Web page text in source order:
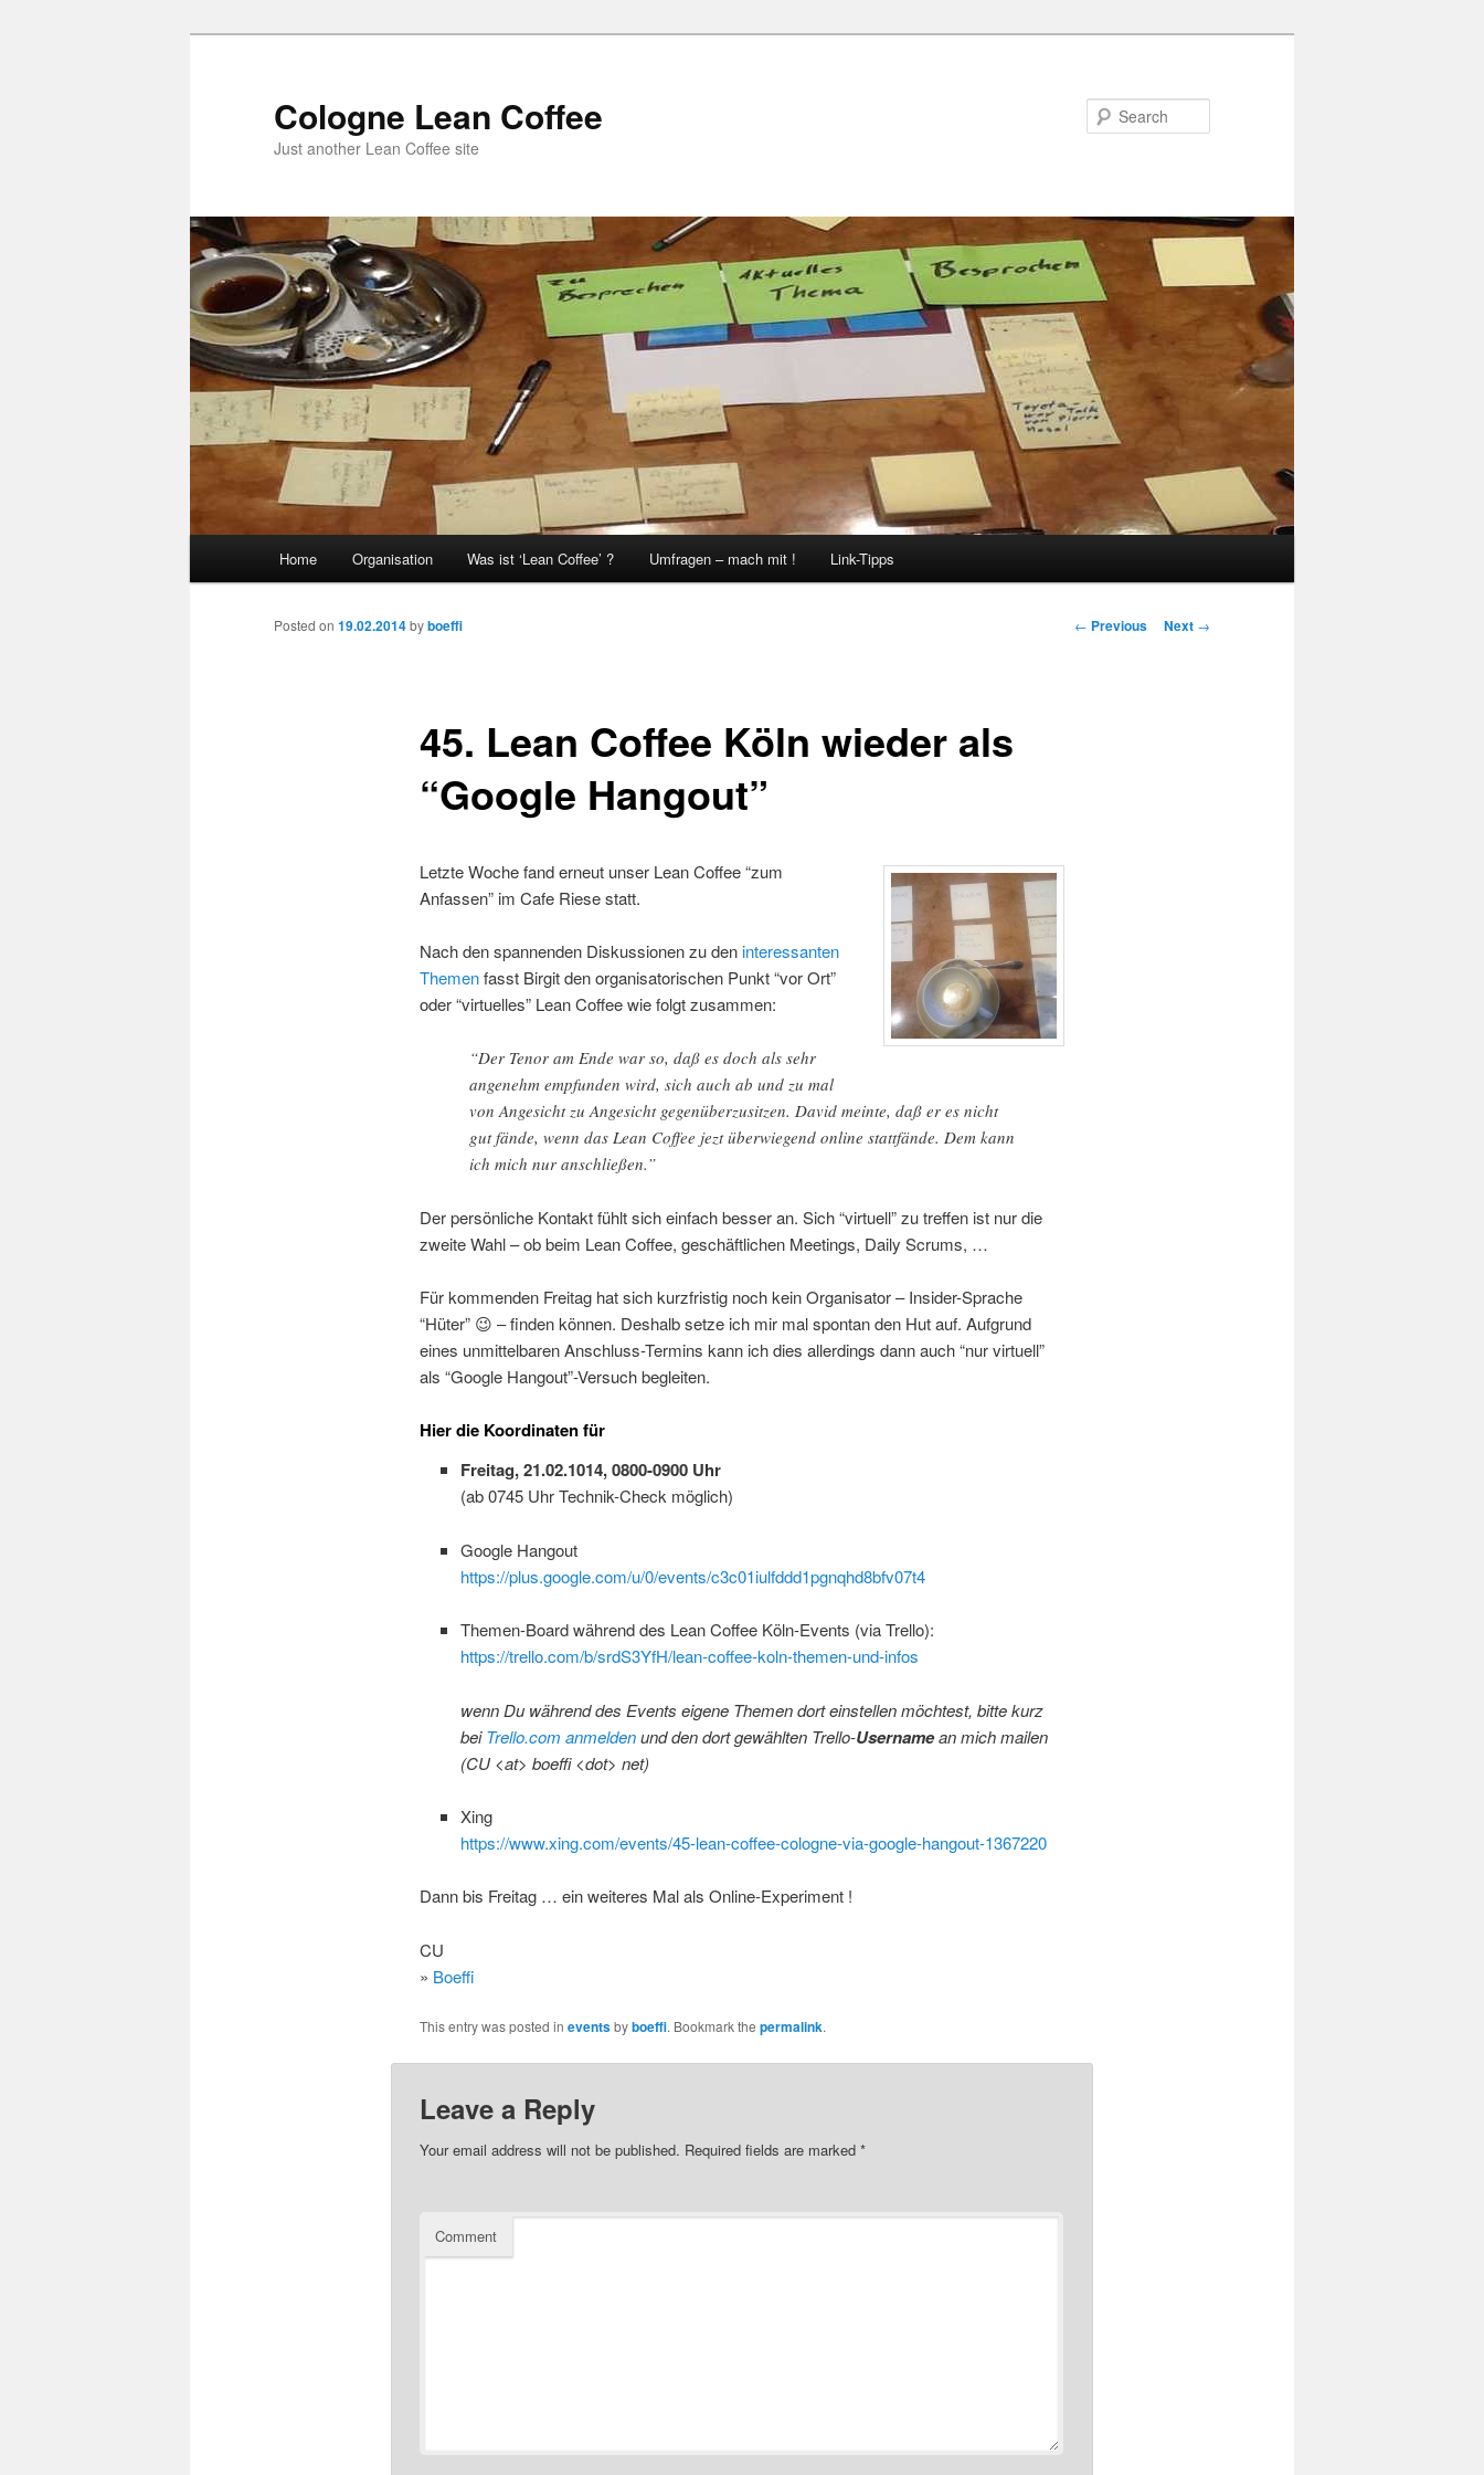
Cologne Lean Coffee
Just another Lean Coffee site
Skip
to
Home Organisation Was ist ‘Lean Coffee’ ? Umfragen – mach mit ! Link-Tipps
Post
← Previous Next →
45. Lean Coffee Köln wieder als
“Google Hangout”
Posted on 19.02.2014byboeffi
Letzte Woche fand erneut unser Lean Coffee “zum
Anfassen” im Cafe Riese statt.
Nach den spannenden Diskussionen zu deninteressanten
Themenfasst Birgit den organisatorischen Punkt “vor Ort”
oder “virtuelles” Lean Coffee wie folgt zusammen:
“Der Tenor am Ende war so, daß es doch als sehr
angenehm empfunden wird, sich auch ab und zu mal
von Angesicht zu Angesicht gegenüberzusitzen. David meinte, daß er es nicht
gut fände, wenn das Lean Coffee jezt überwiegend online stattfände. Dem kann
ich mich nur anschließen.”
Der persönliche Kontakt fühlt sich einfach besser an. Sich “virtuell” zu treffen ist nur die
zweite Wahl – ob beim Lean Coffee, geschäftlichen Meetings, Daily Scrums, …
Für kommenden Freitag hat sich kurzfristig noch kein Organisator – Insider-Sprache
“Hüter” 😉 – finden können. Deshalb setze ich mir mal spontan den Hut auf. Aufgrund
eines unmittelbaren Anschluss-Termins kann ich dies allerdings dann auch “nur virtuell”
als “Google Hangout”-Versuch begleiten.
Hier die Koordinaten für
Freitag, 21.02.1014, 0800-0900 Uhr
(ab 0745 Uhr Technik-Check möglich)
Google Hangout
https://plus.google.com/u/0/events/c3c01iulfddd1pgnqhd8bfv07t4
Themen-Board während des Lean Coffee Köln-Events (via Trello):
https://trello.com/b/srdS3YfH/lean-coffee-koln-themen-und-infos
wenn Du während des Events eigene Themen dort einstellen möchtest, bitte kurz
beiTrello.com anmeldenund den dort gewählten Trello-Usernamean mich mailen
(CU <at> boeffi <dot> net)
Xing
https://www.xing.com/events/45-lean-coffee-cologne-via-google-hangout-1367220
Dann bis Freitag … ein weiteres Mal als Online-Experiment !
CU
» Boeffi
This entry was posted in eventsbyboeffi. Bookmark the permalink.
Leave a Reply
Your email address will not be published. Required fields are marked *
Comment